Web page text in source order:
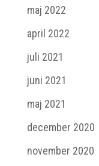
maj 2022
april 2022
juli 2021
juni 2021
maj 2021
december 2020
november 2020